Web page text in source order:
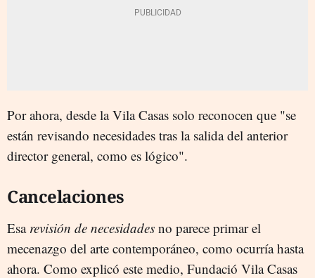
Por ahora, desde la Vila Casas solo reconocen que "se
están revisando necesidades tras la salida del anterior
director general, como es lógico".
Cancelaciones
Esarevisión de necesidades no parece primar el
mecenazgo del arte contemporáneo, como ocurría hasta
ahora. Como explicó este medio, Fundació Vila Casas